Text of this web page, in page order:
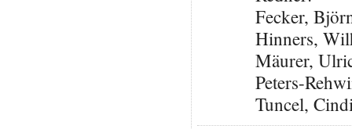
Fecker,
Hinners,
Mäurer,
Peters-
Tuncel,